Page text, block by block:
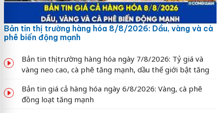
Bản tin thị trường hàng hóa 8/8/2026: Dầu, vàng và cà
phê biến động mạnh
Bản tin thị trường hàng hóa ngày 7/8/2026: Tỷ giá và
vàng neo cao, cà phê tăng mạnh, dầu thế giới bật tăng
Bản tin giá cả hàng hóa ngày 6/8/2026: Vàng, cà phê
đồng loạt tăng mạnh